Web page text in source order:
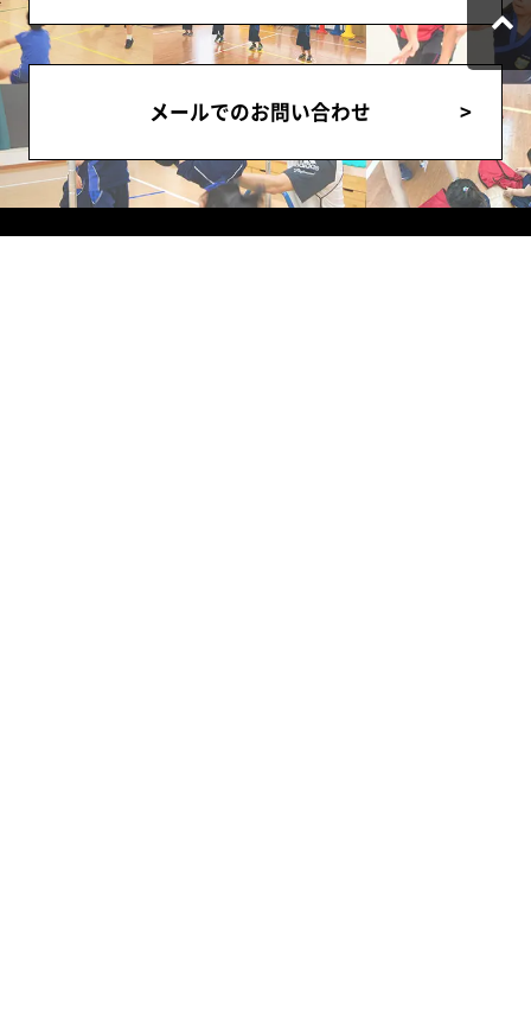
メールでのお問い合わせ